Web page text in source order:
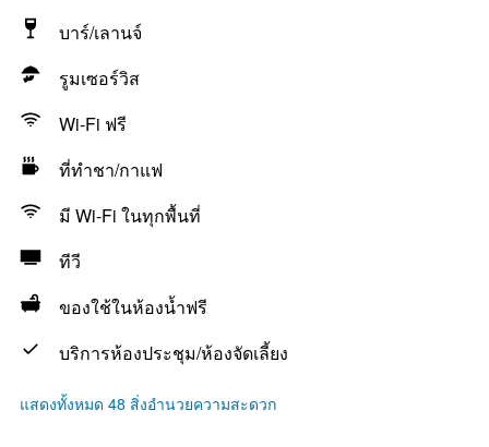
บาร์/เลานจ์
รูมเซอร์วิส
Wi-Fi ฟรี
ที่ทำชา/กาแฟ
มี Wi-Fi ในทุกพื้นที่
ทีวี
ของใช้ในห้องน้ำฟรี
บริการห้องประชุม/ห้องจัดเลี้ยง
แสดงทั้งหมด 48 สิ่งอำนวยความสะดวก